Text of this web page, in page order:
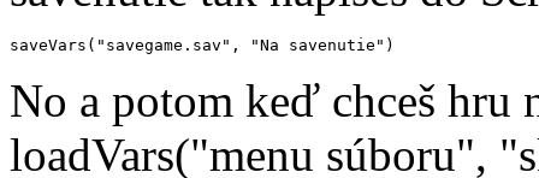
saveVars("savegame.sav", "Na savenutie")
No a potom keď chceš hru
loadVars("menu súboru",